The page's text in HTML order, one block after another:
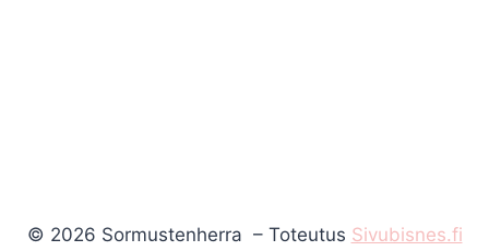
© 2026 Sormustenherra – Toteutus Sivubisnes.fi